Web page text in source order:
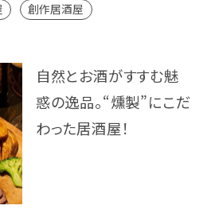
創作居酒屋
自然とお酒がすすむ魅
惑の逸品。“燻製”にこだ
わった居酒屋！